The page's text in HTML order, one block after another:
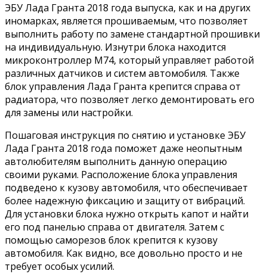
ЭБУ Лада Гранта 2018 года выпуска, как и на других
иномарках, является прошиваемым, что позволяет
выполнить работу по замене стандартной прошивки
на индивидуальную. Изнутри блока находится
микроконтроллер М74, который управляет работой
различных датчиков и систем автомобиля. Также
блок управления Лада Гранта крепится справа от
радиатора, что позволяет легко демонтировать его
для замены или настройки.
Пошаговая инструкция по снятию и установке ЭБУ
Лада Гранта 2018 года поможет даже неопытным
автолюбителям выполнить данную операцию
своими руками. Расположение блока управления
подведено к кузову автомобиля, что обеспечивает
более надежную фиксацию и защиту от вибраций.
Для установки блока нужно открыть капот и найти
его под панелью справа от двигателя. Затем с
помощью саморезов блок крепится к кузову
автомобиля. Как видно, все довольно просто и не
требует особых усилий.